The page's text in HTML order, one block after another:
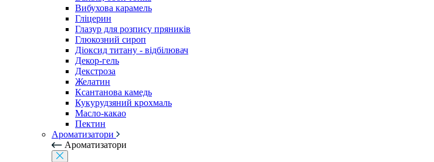
Вибухова карамель
Гліцерин
Глазур для розпису пряників
Глюкозний сироп
Діоксид титану - відбілювач
Декор-гель
Декстроза
Желатин
Ксантанова камедь
Кукурудзяний крохмаль
Масло-какао
Пектин
Ароматизатори
Ароматизатори